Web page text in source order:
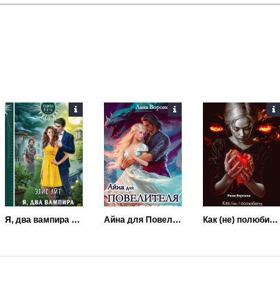
Я, два вампира и дракон Айна для Повелителя Дракона (Истинная для Повелителя Дракона) Как (не) полюбить дракона